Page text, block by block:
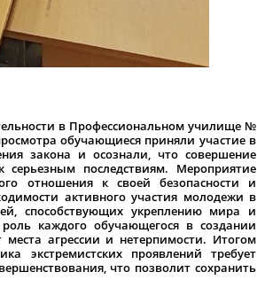
в Профессиональном училище №
обучающиеся приняли участие в
закона и осознали, что совершение
последствиям. Мероприятие
отношения к своей безопасности и
активного участия молодежи в
способствующих укреплению мира и
каждого обучающегося в создании
агрессии и нетерпимости. Итогом
экстремистских проявлений требует
что позволит сохранить